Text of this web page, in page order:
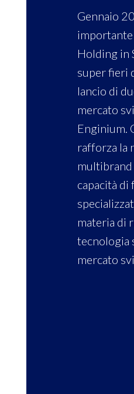
Gennaio
Holding in
super fieri
lancio di
mercato
Enginium.
rafforza la
capacità
materia di
tecnologia
mercato